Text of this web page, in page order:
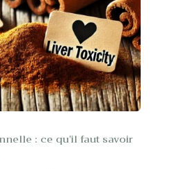
: ce qu’il faut savoir